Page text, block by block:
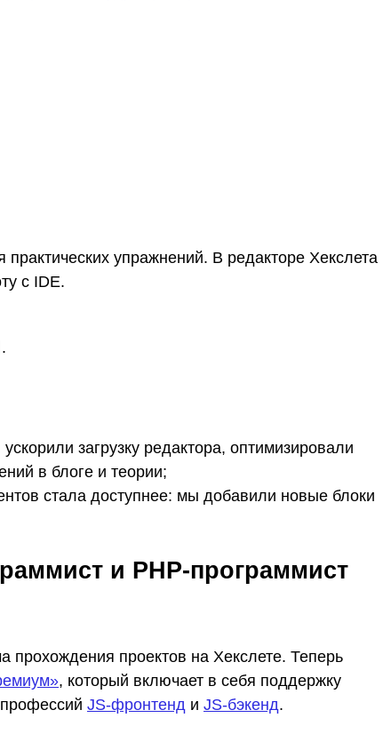
упражнений. В редакторе Хекслета
с IDE.
.
загрузку редактора, оптимизировали
в блоге и теории;
стала доступнее: мы добавили новые блоки
и PHP-программист
проектов на Хекслете. Теперь
, который включает в себя поддержку
JS-фронтенд и JS-бэкенд.